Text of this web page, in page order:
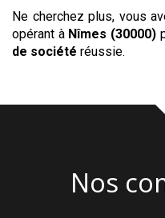
Ne cherchez plus, vous
opérant à Nîmes (30000)
de société réussie.
Nos